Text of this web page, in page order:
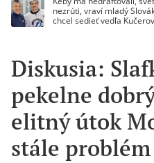
nezrúti, vraví mladý
chcel sedieť vedľa
Diskusia:
pekelne
elitný útok
stále problém